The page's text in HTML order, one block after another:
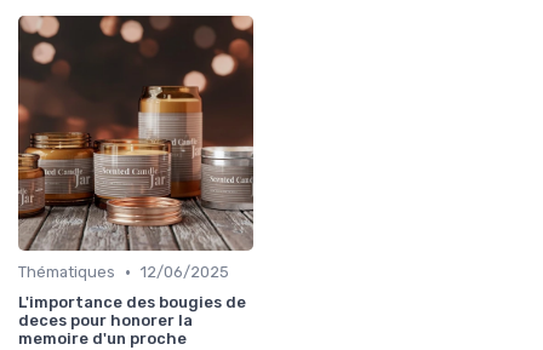
Thématiques • 12/06/2025
L'importance des bougies de
deces pour honorer la
memoire d'un proche